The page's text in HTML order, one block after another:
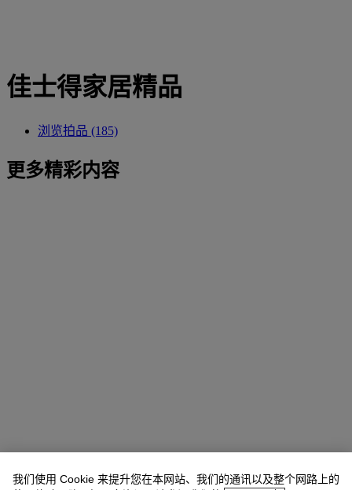
佳士得家居精品
浏览拍品 (185)
更多精彩内容
我们使用 Cookie 来提升您在本网站、我们的通讯以及整个网路上的